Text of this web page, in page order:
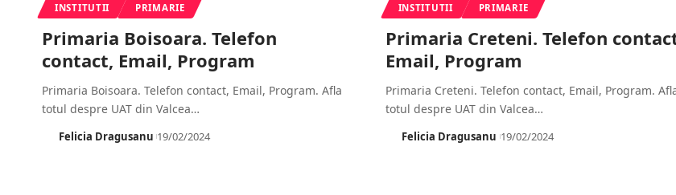
INSTITUTII PRIMARIE
Primaria Boisoara. Telefon
contact, Email, Program
Primaria Boisoara. Telefon contact, Email, Program. Afla
totul despre UAT din Valcea…
Felicia Dragusanu 19/02/2024
INSTITUTII PRIMARIE
Primaria Creteni. Telefon
Email, Program
Primaria Creteni. Telefon contact, Email, Program.
totul despre UAT din Valcea…
Felicia Dragusanu 19/02/2024